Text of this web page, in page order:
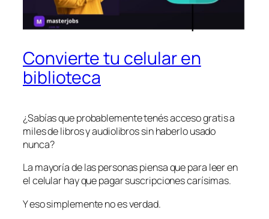
Convierte tu celular en
biblioteca
¿Sabías que probablemente tenés acceso gratis a
miles de libros y audiolibros sin haberlo usado
nunca?
La mayoría de las personas piensa que para leer en
el celular hay que pagar suscripciones carísimas.
Y eso simplemente no es verdad.